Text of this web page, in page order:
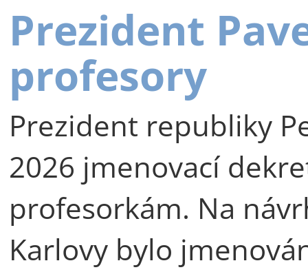
Prezident
profesory
Prezident republiky
2026 jmenovací
profesorkám. Na
Karlovy bylo